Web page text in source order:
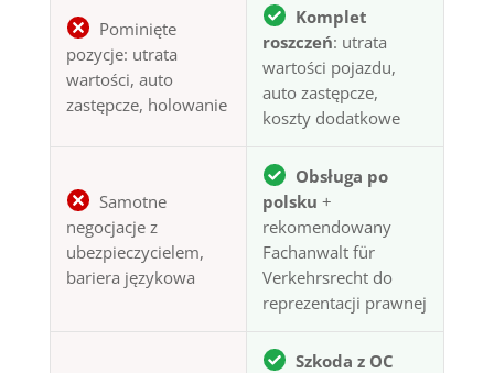
Pominięte
pozycje: utrata
wartości, auto
zastępcze, holowanie
Komplet
roszczeń: utrata
wartości pojazdu,
auto zastępcze,
koszty dodatkowe
Samotne
negocjacje z
ubezpieczycielem,
bariera językowa
Obsługa po
polsku +
rekomendowany
Fachanwalt für
Verkehrsrecht do
reprezentacji prawnej
Szkoda z OC